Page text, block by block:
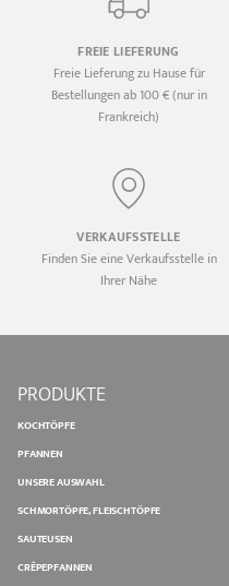
FREIE LIEFERUNG
Freie Lieferung zu Hause für
Bestellungen ab 100 € (nur in
Frankreich)
VERKAUFSSTELLE
Finden Sie eine Verkaufsstelle in
Ihrer Nähe
PRODUKTE
KOCHTÖPFE
PFANNEN
UNSERE AUSWAHL
SCHMORTÖPFE, FLEISCHTÖPFE
SAUTEUSEN
CRÊPEPFANNEN